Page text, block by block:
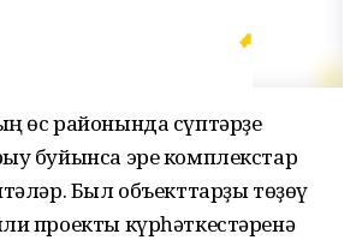
өс районында сүптәрҙе
буйынса эре комплекстар
Был объекттарҙы төҙөү
проекты күрһәткестәренә